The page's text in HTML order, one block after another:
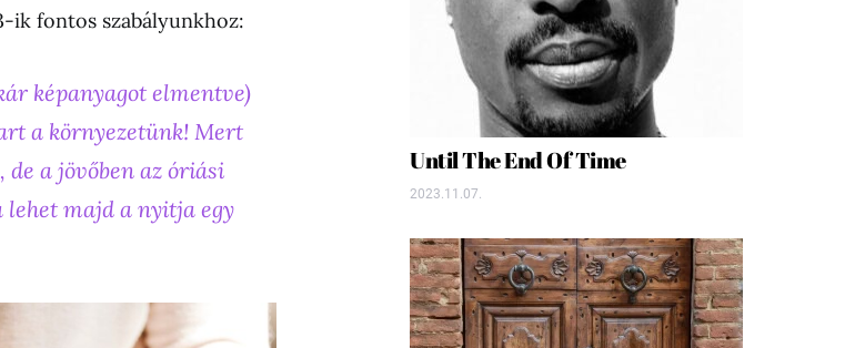
ik fontos szabályunkhoz:
képanyagot elmentve)
a környezetünk! Mert
a jövőben az óriási
lehet majd a nyitja egy
Until The End Of Time
2023.11.07.